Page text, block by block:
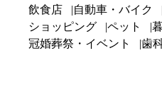
飲食店
自動車・バイク
ショッピング
ペット
冠婚葬祭・イベント
歯